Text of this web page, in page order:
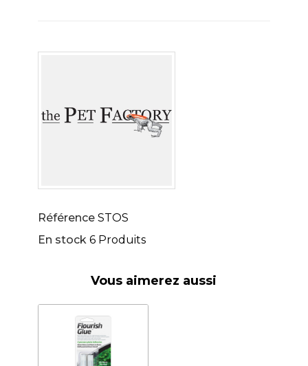
Référence STOS
En stock 6 Produits
Vous aimerez aussi